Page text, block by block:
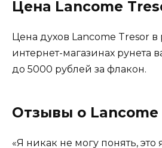
Цена Lancome
Цена духов Lancome Tresor в
интернет-магазинах рунета
до 5000 рублей за флакон.
Отзывы о Lancome
«Я никак не могу понять,